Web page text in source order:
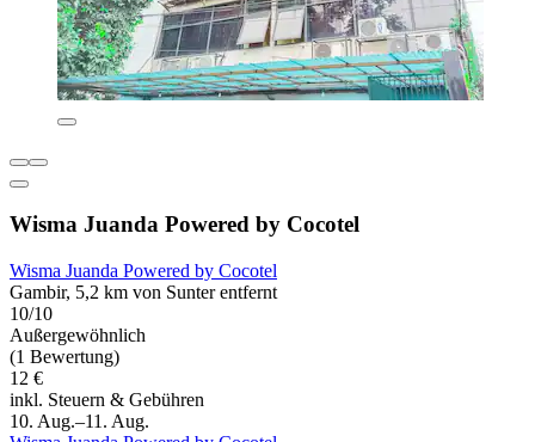
Wisma Juanda Powered by Cocotel
Wisma Juanda Powered by Cocotel
Gambir, 5,2 km von Sunter entfernt
10/10
Außergewöhnlich
(1 Bewertung)
12 €
inkl. Steuern & Gebühren
10. Aug.–11. Aug.